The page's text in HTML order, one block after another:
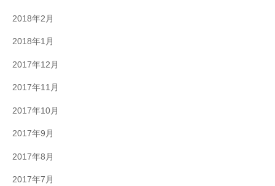
2018年2月
2018年1月
2017年12月
2017年11月
2017年10月
2017年9月
2017年8月
2017年7月